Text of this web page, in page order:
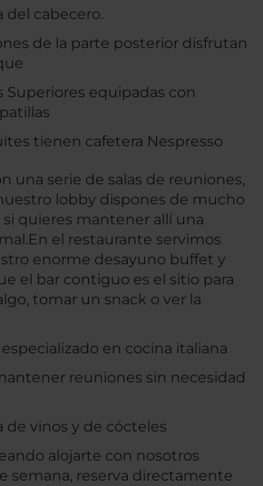
del cabecero.
de la parte posterior disfrutan
Superiores equipadas con
tienen cafetera Nespresso
una serie de salas de reuniones,
lobby dispones de mucho
quieres mantener allí una
el restaurante servimos
enorme desayuno buffet y
el bar contiguo es el sitio para
tomar un snack o ver la
en cocina italiana
reuniones sin necesidad
de vinos y de cócteles
alojarte con nosotros
semana, reserva directamente